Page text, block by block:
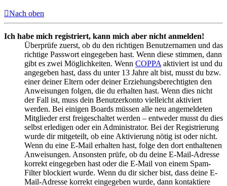
Nach oben
Ich habe mich registriert, kann mich aber nicht anmelden!
Überprüfe zuerst, ob du den richtigen Benutzernamen und das
richtige Passwort eingegeben hast. Wenn diese stimmen, dann
gibt es zwei Möglichkeiten. Wenn COPPA aktiviert ist und du
angegeben hast, dass du unter 13 Jahre alt bist, musst du bzw.
einer deiner Eltern oder deiner Erziehungsberechtigten den
Anweisungen folgen, die du erhalten hast. Wenn dies nicht
der Fall ist, muss dein Benutzerkonto vielleicht aktiviert
werden. Bei einigen Boards müssen alle neu angemeldeten
Mitglieder erst freigeschaltet werden – entweder musst du dies
selbst erledigen oder ein Administrator. Bei der Registrierung
wurde dir mitgeteilt, ob eine Aktivierung nötig ist oder nicht.
Wenn du eine E-Mail erhalten hast, folge den dort enthaltenen
Anweisungen. Ansonsten prüfe, ob du deine E-Mail-Adresse
korrekt eingegeben hast oder die E-Mail von einem Spam-
Filter blockiert wurde. Wenn du dir sicher bist, dass deine E-
Mail-Adresse korrekt eingegeben wurde, dann kontaktiere